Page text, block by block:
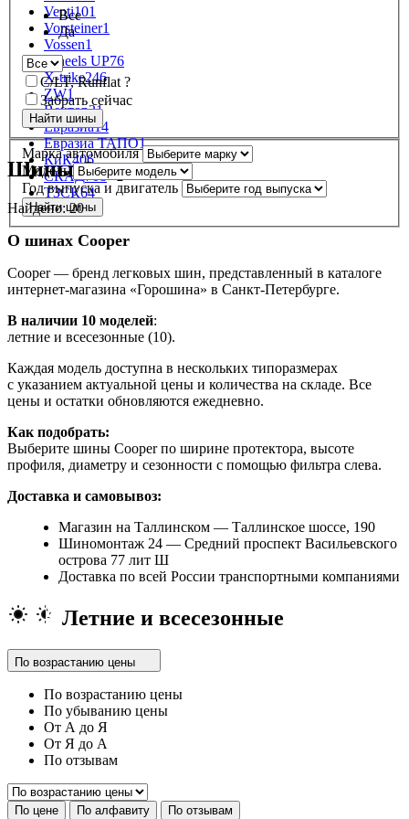
Venti101
Vorsteiner1
Vossen1
Wheels UP76
X-trike246
ZW1
Вектор31
Евразиа14
Евразиа ТАПО1
КиК406
СКАД708
ТЗСК64
Все
Да
C/LT, Runflat ?
Забрать сейчас
Марка автомобиля
Модель
Год выпуска и двигатель
Найти шины
Шины Cooper
Найдено:20
О шинах Cooper
Cooper — бренд легковых шин, представленный в каталоге
интернет-магазина «Горошина» в Санкт-Петербурге.
В наличии 10 моделей:
летние и всесезонные (10).
Каждая модель доступна в нескольких типоразмерах
с указанием актуальной цены и количества на складе. Все
цены и остатки обновляются ежедневно.
Как подобрать:
Выберите шины Cooper по ширине протектора, высоте
профиля, диаметру и сезонности с помощью фильтра слева.
Доставка и самовывоз:
Магазин на Таллинском — Таллинское шоссе, 190
Шиномонтаж 24 — Средний проспект Васильевского
острова 77 лит Ш
Доставка по всей России транспортными компаниями
Летние и всесезонные
По возрастанию цены
По возрастанию цены
По убыванию цены
От А до Я
От Я до А
По отзывам
По цене По алфавиту По отзывам